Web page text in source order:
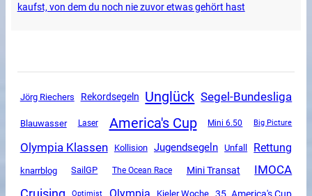
kaufst, von dem du noch nie zuvor etwas gehört hast
Jörg Riechers Rekordsegeln Unglück Segel-Bundesliga
Blauwasser Laser America's Cup Mini 6.50 Big Picture
Olympia Klassen Kollision Jugendsegeln Unfall Rettung
knarrblog SailGP The Ocean Race Mini Transat IMOCA
Optimist Kieler Woche 35. America's Cup